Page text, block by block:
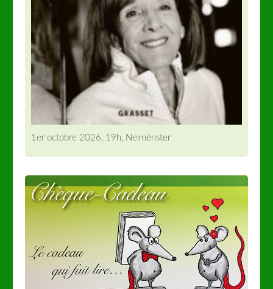
1er octobre 2026, 19h, Neimënster